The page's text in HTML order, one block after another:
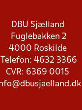
DBU Sjælland
Fuglebakken 2
4000 Roskilde
Telefon: 4632 3366
CVR: 6369 0015